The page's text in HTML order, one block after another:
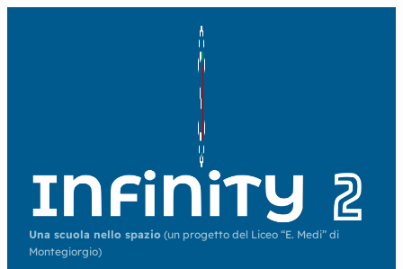
Una scuola nello spazio (un progetto del Liceo “E. Medi” di
Montegiorgio)